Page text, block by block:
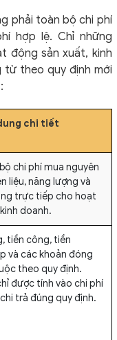
phải toàn bộ chi phí
hợp lệ. Chỉ những
động sản xuất, kinh
từ theo quy định mới
chi tiết
chi phí mua nguyên
liệu, năng lượng và
trực tiếp cho hoạt
doanh.
tiền công, tiền
và các khoản đóng
theo quy định.
được tính vào chi phí
trả đúng quy định.